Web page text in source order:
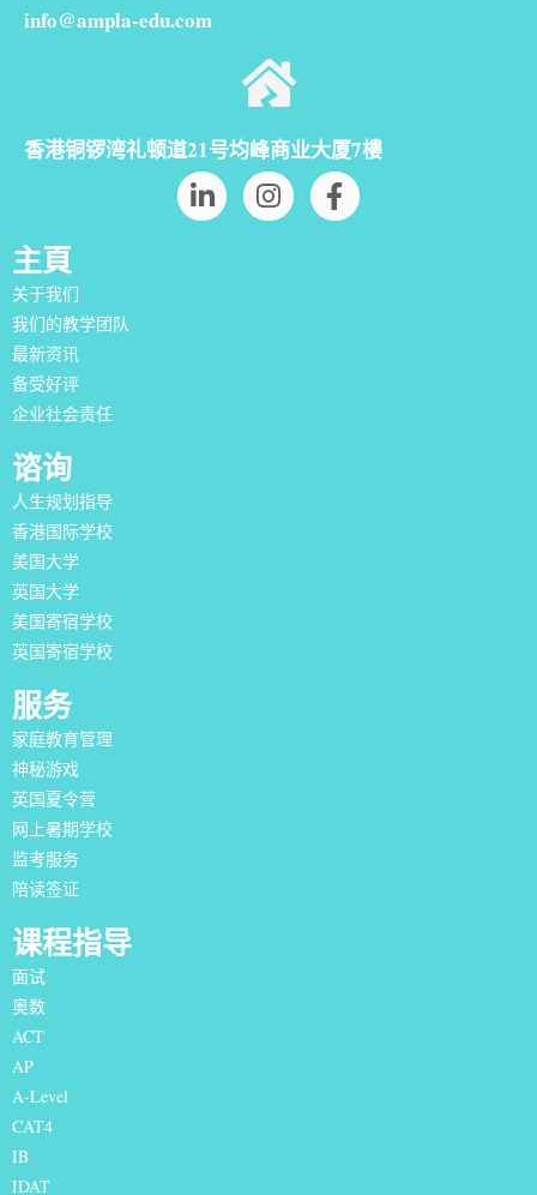
info@ampla-edu.com
香港铜锣湾礼顿道21号均峰商业大厦7樓
主頁
关于我们
我们的教学团队
最新资讯
备受好评
企业社会责任
谘询
人生规划指导
香港国际学校
美国大学
英国大学
美国寄宿学校
英国寄宿学校
服务
家庭教育管理
神秘游戏
英国夏令营
网上暑期学校
监考服务
陪读签证
课程指导
面试
奥数
ACT
AP
A-Level
CAT4
IB
IDAT